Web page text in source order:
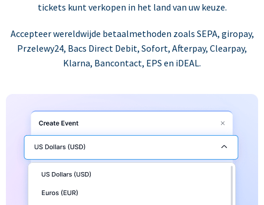
tickets kunt verkopen in het land van uw keuze.
Accepteer wereldwijde betaalmethoden zoals SEPA, giropay,
Przelewy24, Bacs Direct Debit, Sofort, Afterpay, Clearpay,
Klarna, Bancontact, EPS en iDEAL.